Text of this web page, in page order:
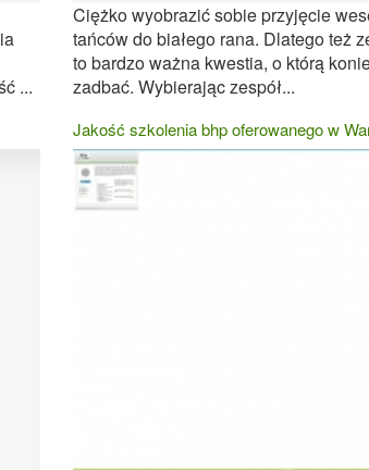
...
Ciężko wyobrazić sobie przyjęcie
tańców do białego rana. Dlatego też
to bardzo ważna kwestia, o którą
zadbać. Wybierając zespół...
Jakość szkolenia bhp oferowanego w